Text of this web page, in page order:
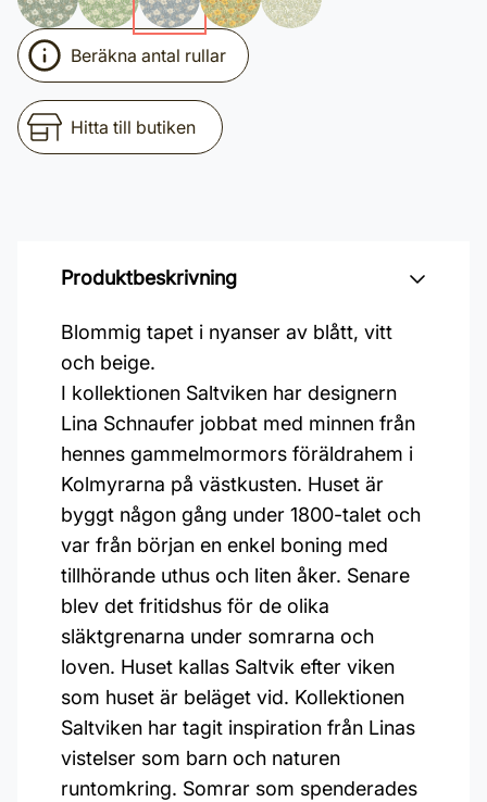
Beräkna antal rullar
Hitta till butiken
Produktbeskrivning
Blommig tapet i nyanser av blått, vitt
och beige.
I kollektionen Saltviken har designern
Lina Schnaufer jobbat med minnen från
hennes gammelmormors föräldrahem i
Kolmyrarna på västkusten. Huset är
byggt någon gång under 1800-talet och
var från början en enkel boning med
tillhörande uthus och liten åker. Senare
blev det fritidshus för de olika
släktgrenarna under somrarna och
loven. Huset kallas Saltvik efter viken
som huset är beläget vid. Kollektionen
Saltviken har tagit inspiration från Linas
vistelser som barn och naturen
runtomkring. Somrar som spenderades